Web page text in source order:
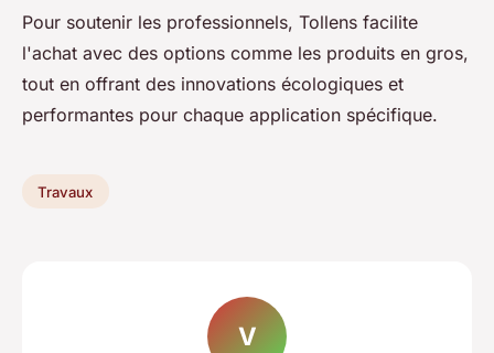
Pour soutenir les professionnels, Tollens facilite
l'achat avec des options comme les produits en gros,
tout en offrant des innovations écologiques et
performantes pour chaque application spécifique.
Travaux
V